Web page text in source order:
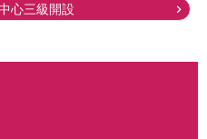
心三級開設